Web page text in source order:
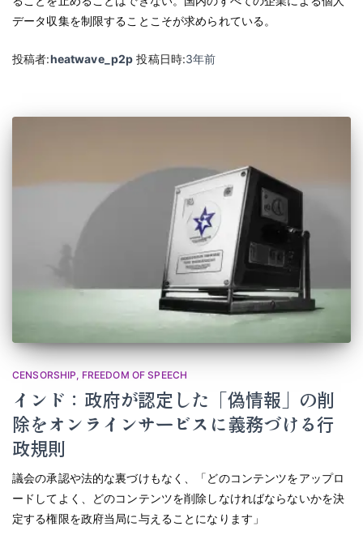
データ収集を制限することこそが求められている。
投稿者:heatwave_p2p 投稿日時:3年前
CENSORSHIP FREEDOM OF SPEECH
インド：政府が認定した「偽情報」の削
除をオンラインサービスに義務づける行
政規則
議会の承認や法的な裏づけもなく、「どのコンテンツをアップロ
ードしてよく、どのコンテンツを削除しなければならないかを決
定する権限を政府当局に与えることになります」